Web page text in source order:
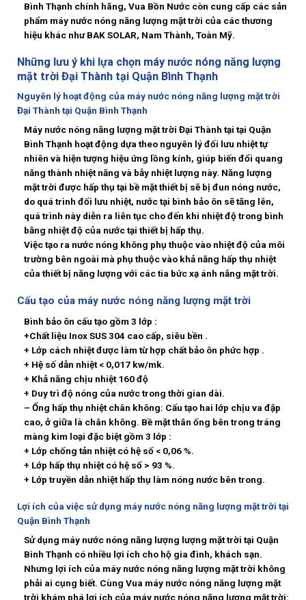
Bình Thạnh chính hãng, Vua Bồn Nước còn cung cấp các sản
phẩm máy nước nóng năng lượng mặt trời của các thương
hiệu khác như BAK SOLAR, Nam Thành, Toàn Mỹ.
Những lưu ý khi lựa chọn máy nước nóng năng lượng
mặt trời Đại Thành tại Quận Bình Thạnh
Nguyên lý hoạt động của máy nước nóng năng lượng mặt trời
Đại Thành tại Quận Bình Thạnh
Máy nước nóng năng lượng mặt trời Đại Thành tại tại Quận
Bình Thạnh hoạt động dựa theo nguyên lý đối lưu nhiệt tự
nhiên và hiện tượng hiệu ứng lồng kính, giúp biến đổi quang
năng thành nhiệt năng và bẫy nhiệt lượng này. Năng lượng
mặt trời được hấp thụ tại bề mặt thiết bị sẽ bị đun nóng nước,
do quá trình đối lưu nhiệt, nước tại bình bảo ôn sẽ tăng lên,
quá trình này diễn ra liên tục cho đến khi nhiệt độ trong bình
bằng nhiệt độ của nước tại thiết bị hấp thụ.
Việc tạo ra nước nóng không phụ thuộc vào nhiệt độ của môi
trường bên ngoài mà phụ thuộc vào khả năng hấp thụ nhiệt
của thiết bị năng lượng với các tia bức xạ ánh nắng mặt trời.
Cấu tạo của máy nước nóng năng lượng mặt trời
Bình bảo ôn cấu tạo gồm 3 lớp :
+Chất liệu Inox SUS 304 cao cấp, siêu bền .
+ Lớp cách nhiệt được làm từ hợp chất bảo ôn phức hợp .
+ Hệ số dẫn nhiệt < 0,017 kw/mk.
+ Khả năng chịu nhiệt 160 độ
+ Duy trì độ nóng của nước trong thời gian dài.
– Ống hấp thụ nhiệt chân không: Cấu tạo hai lớp chịu va đập
cao, ở giữa là chân không. Bề mặt thân ống bên trong tráng
màng kim loại đặc biệt gồm 3 lớp :
+ Lớp chống tản nhiệt có hệ số < 0,06 %.
+ Lớp hấp thụ nhiệt có hệ số > 93 %.
+ Lớp truyền dẫn nhiệt hấp thụ làm nóng nước bên trong.
Lợi ích của việc sử dụng máy nước nóng năng lượng mặt trời tại
Quận Bình Thạnh
Sử dụng máy nước nóng năng lượng lượng mặt trời tại Quận
Bình Thạnh có nhiều lợi ích cho hộ gia đình, khách sạn.
Nhưng lợi ích của máy nước nóng năng lượng mặt trời không
phải ai cụng biết. Cùng Vua máy nước nóng năng lượng mặt
trời khám phá lợi ích của máy nước nóng năng lượng mặt trời: